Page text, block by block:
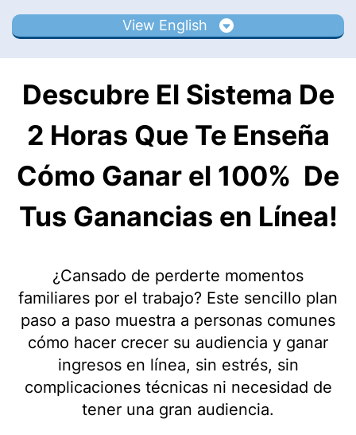
View English
Descubre El Sistema De
2 Horas Que Te Enseña
Cómo Ganar el 100% De
Tus Ganancias en Línea!
¿Cansado de perderte momentos
familiares por el trabajo? Este sencillo plan
paso a paso muestra a personas comunes
cómo hacer crecer su audiencia y ganar
ingresos en línea, sin estrés, sin
complicaciones técnicas ni necesidad de
tener una gran audiencia.